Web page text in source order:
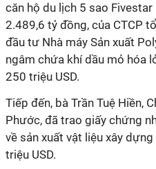
căn hộ du lịch 5 sao
2.489,6 tỷ đồng, của CTCP
đầu tư Nhà máy Sản xuất
ngâm chứa khí dầu mỏ hóa
250 triệu USD.
Tiếp đến, bà Trần Tuệ Hiền,
Phước, đã trao giấy chứng
về sản xuất vật liệu xây
triệu USD.